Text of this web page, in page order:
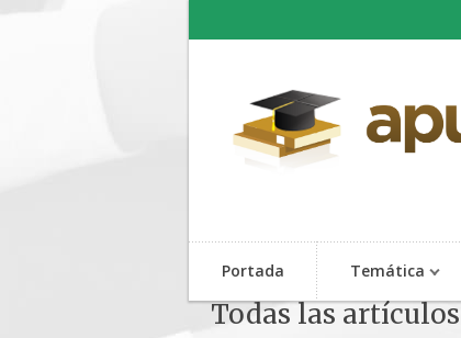
Portada Temática
Todas las